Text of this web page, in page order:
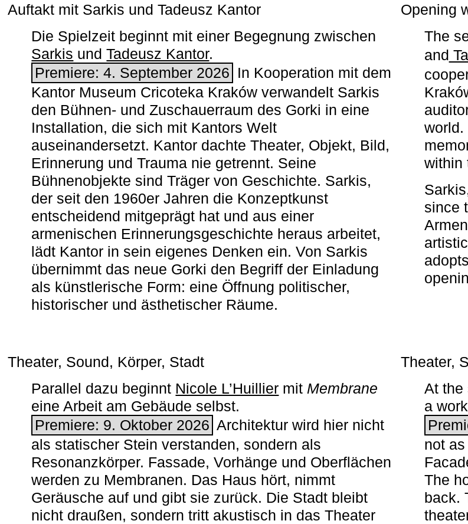
Auftakt mit Sarkis und Tadeusz Kantor
Die Spielzeit beginnt mit einer Begegnung zwischen
Sarkis undTadeusz Kantor.
Premiere: 4. September 2026 In Kooperation mit dem
Kantor Museum Cricoteka Kraków verwandelt Sarkis
den Bühnen- und Zuschauerraum des Gorki in eine
Installation, die sich mit Kantors Welt
auseinandersetzt. Kantor dachte Theater, Objekt, Bild,
Erinnerung und Trauma nie getrennt. Seine
Bühnenobjekte sind Träger von Geschichte. Sarkis,
der seit den 1960er Jahren die Konzeptkunst
entscheidend mitgeprägt hat und aus einer
armenischen ­Erinnerungsgeschichte heraus arbeitet,
lädt Kantor in sein eigenes Denken ein. Von Sarkis
übernimmt das neue Gorki den Begriff der Einladung
als künstlerische Form: eine Öffnung politischer,
historischer und ästhetischer Räume.
Opening
The
and
world.
within
since
Theater, Sound, Körper, Stadt
Parallel dazu beginnt Nicole L’Huillier mit ­ Membrane
eine Arbeit am Gebäude selbst.
Premiere: 9. Oktober 2026 Architektur wird hier nicht
als statischer Stein verstanden, sondern als
Resonanzkörper. Fassade, Vorhänge und Oberflächen
werden zu Membranen. Das Haus hört, nimmt
Geräusche auf und gibt sie zurück. Die Stadt bleibt
nicht draußen, sondern tritt akustisch in das Theater
Theater,
At the
a
not
The
back.